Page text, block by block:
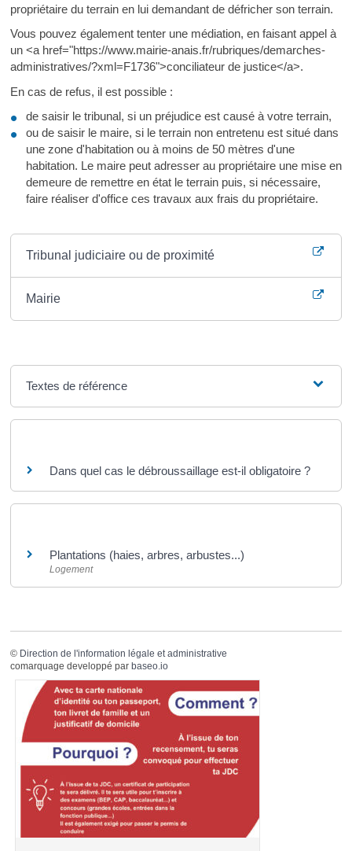
propriétaire du terrain en lui demandant de défricher son terrain.
Vous pouvez également tenter une médiation, en faisant appel à
un <a href="https://www.mairie-anais.fr/rubriques/demarches-
administratives/?xml=F1736">conciliateur de justice</a>.
En cas de refus, il est possible :
de saisir le tribunal, si un préjudice est causé à votre terrain,
ou de saisir le maire, si le terrain non entretenu est situé dans
une zone d'habitation ou à moins de 50 mètres d'une
habitation. Le maire peut adresser au propriétaire une mise en
demeure de remettre en état le terrain puis, si nécessaire,
faire réaliser d'office ces travaux aux frais du propriétaire.
Tribunal judiciaire ou de proximité
Mairie
Textes de référence
Dans quel cas le débroussaillage est-il obligatoire ?
Plantations (haies, arbres, arbustes...)
Logement
© Direction de l'information légale et administrative
comarquage developpé par baseo.io